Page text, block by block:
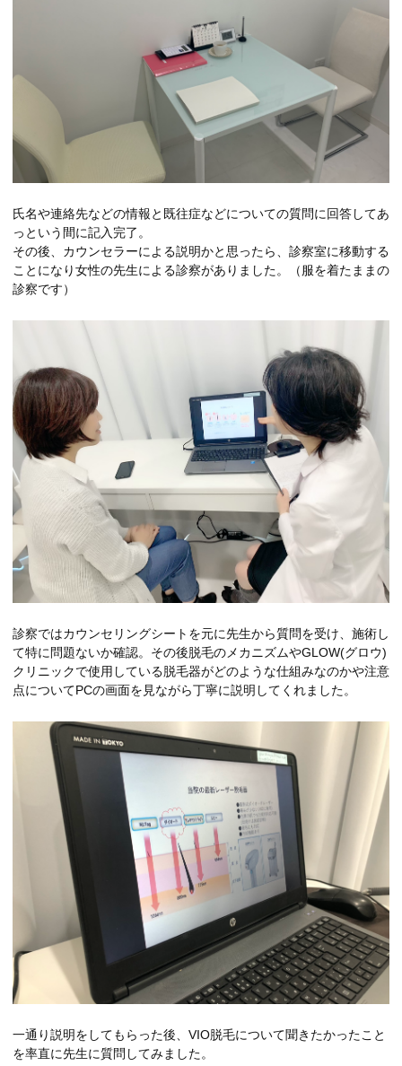
氏名や連絡先などの情報と既往症などについての質問に回答してあ
っという間に記入完了。
その後、カウンセラーによる説明かと思ったら、診察室に移動する
ことになり女性の先生による診察がありました。（服を着たままの
診察です）
診察ではカウンセリングシートを元に先生から質問を受け、施術し
て特に問題ないか確認。その後脱毛のメカニズムやGLOW(グロウ)
クリニックで使用している脱毛器がどのような仕組みなのかや注意
点についてPCの画面を見ながら丁寧に説明してくれました。
一通り説明をしてもらった後、VIO脱毛について聞きたかったこと
を率直に先生に質問してみました。